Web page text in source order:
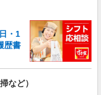
支給（上限あり） 1日
・1
歴書
など）